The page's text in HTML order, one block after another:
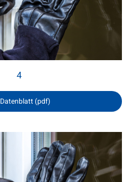
4
Datenblatt (pdf)